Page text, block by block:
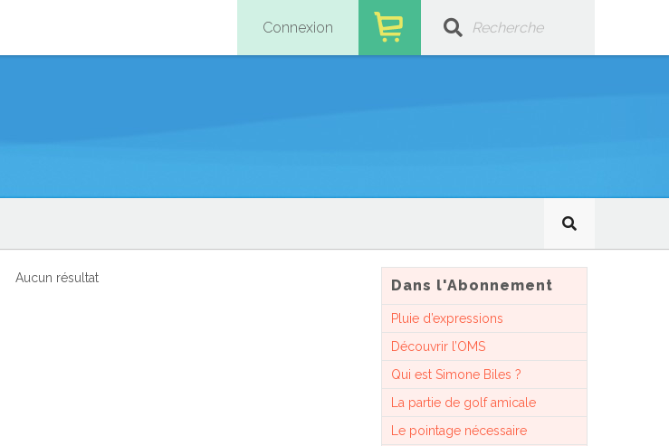
Connexion
Aucun résultat Dans l'Abonnement
Pluie d’expressions
Découvrir l’OMS
Qui est Simone Biles ?
La partie de golf amicale
Le pointage nécessaire